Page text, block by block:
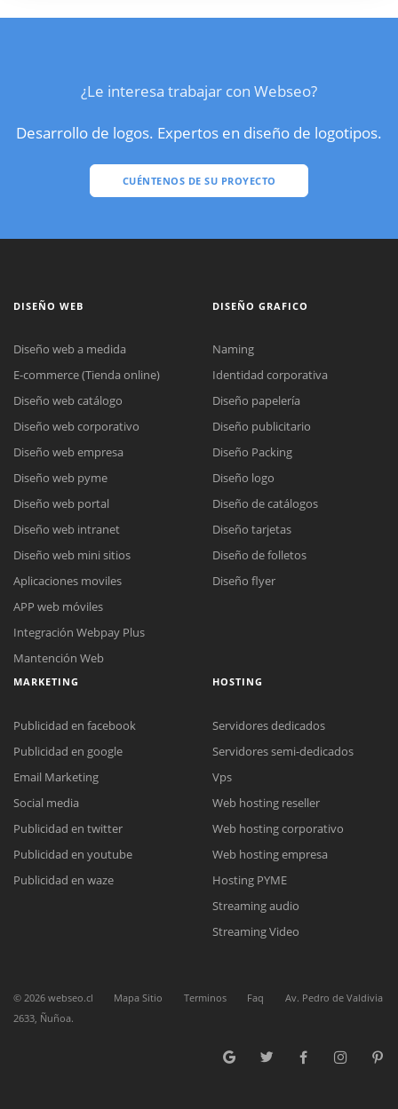
¿Le interesa trabajar con Webseo?
Desarrollo de logos. Expertos en diseño de logotipos.
CUÉNTENOS DE SU PROYECTO
Reunión online
Nuestros ejecutivos le enviarán un correo electrónico con el enlace a
Cotización
Complete el formulario y nos contactaremos a la brevedad.
Chat Online
Todos nuestros ejecutivos están fuera de línea. Complete el formulario
para enviarnos un correo electrónico con sus datos personales.
DISEÑO WEB
Diseño web a medida
E-commerce (Tienda online)
Diseño web catálogo
Diseño web corporativo
Diseño web empresa
Diseño web pyme
Diseño web portal
Diseño web intranet
Diseño web mini sitios
Aplicaciones moviles
APP web móviles
Integración Webpay Plus
Mantención Web
DISEÑO GRAFICO
Naming
Identidad corporativa
Diseño papelería
Diseño publicitario
Diseño Packing
Diseño logo
Diseño de catálogos
Diseño tarjetas
Diseño de folletos
Diseño flyer
MARKETING
Publicidad en facebook
Publicidad en google
Email Marketing
Social media
Publicidad en twitter
Publicidad en youtube
Publicidad en waze
HOSTING
Servidores dedicados
Servidores semi-dedicados
Vps
Web hosting reseller
Web hosting corporativo
Web hosting empresa
Hosting PYME
Streaming audio
Streaming Video
© 2026 webseo.cl Mapa Sitio Terminos Faq
Av. Pedro de Valdivia
2633, Ñuñoa.